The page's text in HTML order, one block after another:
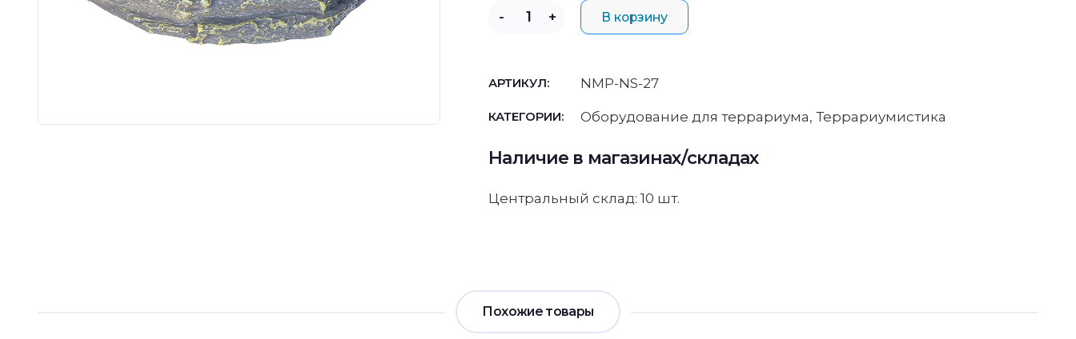
+
- В корзину
АРТИКУЛ: NMP-NS-27
КАТЕГОРИИ: Оборудование для террариума,Террариумистика
Наличие в магазинах/складах
Центральный склад: 10 шт.
Похожие товары